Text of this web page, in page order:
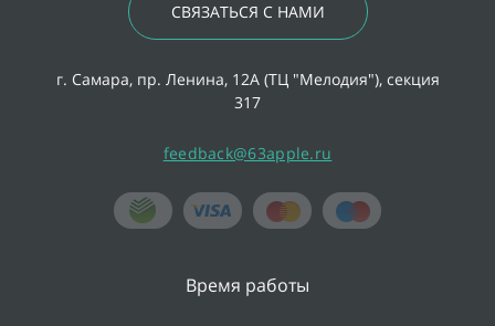
СВЯЗАТЬСЯ С НАМИ
г. Самара, пр. Ленина, 12А (ТЦ "Мелодия"), секция
317
feedback@63apple.ru
Время работы